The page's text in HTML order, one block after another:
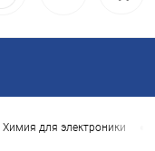
Химия для электроники